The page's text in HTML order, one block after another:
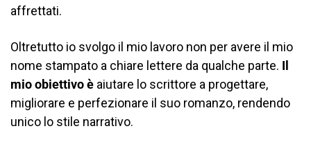
affrettati.
Oltretutto io svolgo il mio lavoro non per avere il mio
nome stampato a chiare lettere da qualche parte. Il
mio obiettivo è aiutare lo scrittore a progettare,
migliorare e perfezionare il suo romanzo, rendendo
unico lo stile narrativo.